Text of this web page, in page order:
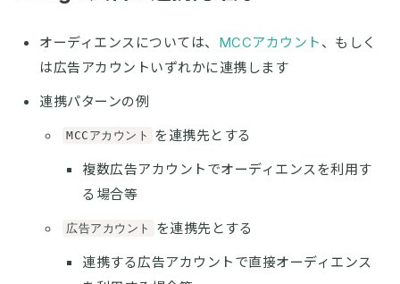
オーディエンスについては、 MCCアカウント 、もしく
は広告アカウントいずれかに連携します
連携パターンの例
MCCアカウント
を連携先とする
複数広告アカウントでオーディエンスを利用す
る場合等
広告アカウント
を連携先とする
連携する広告アカウントで直接オーディエンス